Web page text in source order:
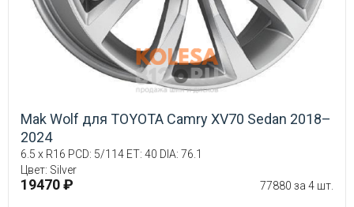
Mak Wolf для TOYOTA Camry XV70 Sedan 2018–
2024
6.5 x R16 PCD: 5/114 ET: 40 DIA: 76.1
Цвет: Silver
19470 ₽ 77880 за 4 шт.